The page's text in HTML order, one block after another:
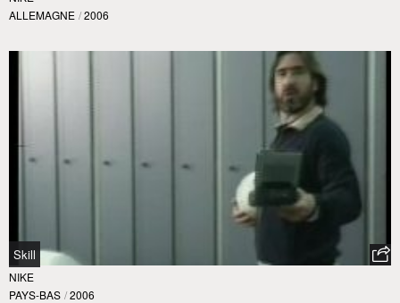
ALLEMAGNE / 2006
Skill
NIKE
PAYS-BAS / 2006